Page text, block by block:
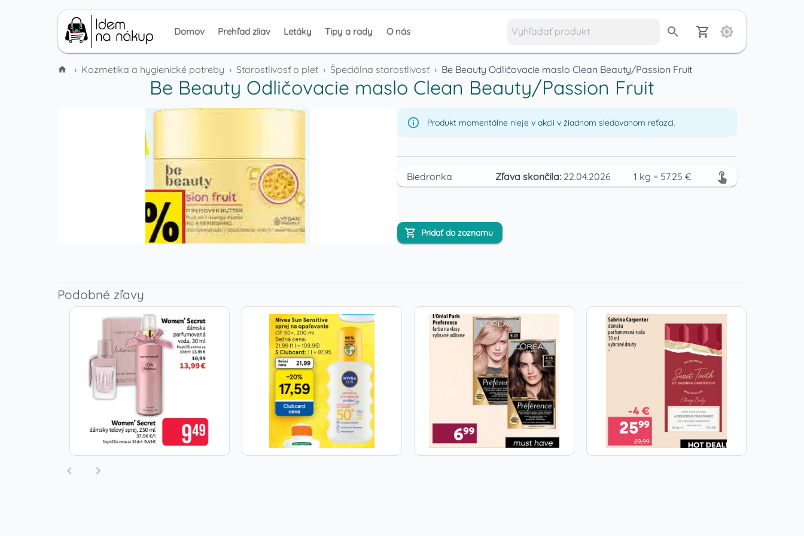
Domov Prehľad zliav Letáky Tipy a rady O nás
› Kozmetika a hygienické potreby › Starostlivosť o pleť › Špeciálna starostlivosť › Be Beauty Odličovacie maslo Clean Beauty/Passion Fruit
Be Beauty Odličovacie maslo Clean Beauty/Passion Fruit
Produkt momentálne nieje v akcii v žiadnom sledovanom reťazci.
Biedronka Zľava skončila: 22.04.2026 1 kg = 57.25 €
Pridať do zoznamu
Podobné zľavy